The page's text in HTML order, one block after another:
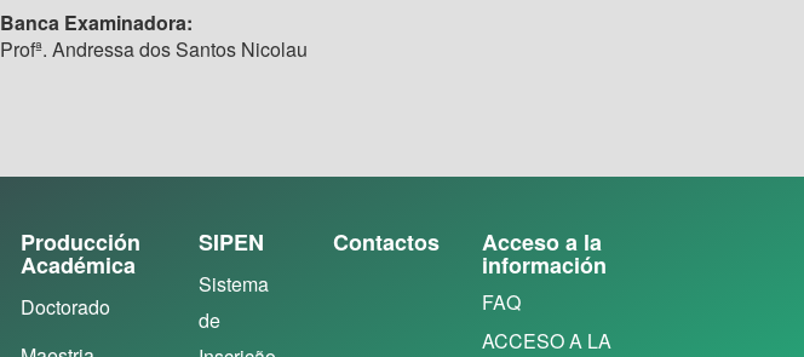
Banca Examinadora:
Profª. Andressa dos Santos Nicolau
Producción
Académica
Doctorado
SIPEN
Sistema
de
Contactos Acceso a la
información
FAQ
ACCESO A LA